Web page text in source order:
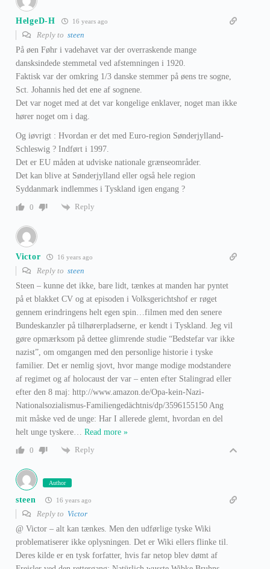
HelgeD-H 16 years ago
Reply to steen
På øen Føhr i vadehavet var der overraskende mange
dansksindede stemmetal ved afstemningen i 1920.
Faktisk var der omkring 1/3 danske stemmer på øens tre sogne,
Sct. Johannis hed det ene af sognene.
Det var noget med at det var kongelige enklaver, noget man ikke
hører noget om i dag.
Og iøvrigt : Hvordan er det med Euro-region Sønderjylland-
Schleswig ? Indført i 1997.
Det er EU måden at udviske nationale grænseområder.
Det kan blive at Sønderjylland eller også hele region
Syddanmark indlemmes i Tyskland igen engang ?
0
Reply
Victor 16 years ago
Reply to steen
Steen – kunne det ikke, bare lidt, tænkes at manden har pyntet
på et blakket CV og at episoden i Volksgerichtshof er røget
gennem erindringens helt egen spin…filmen med den senere
Bundeskanzler på tilhørerpladserne, er kendt i Tyskland. Jeg vil
gøre opmærksom på dettee glimrende studie “Bedstefar var ikke
nazist”, om omgangen med den personlige historie i tyske
familier. Det er nemlig sjovt, hvor mange modige modstandere
af regimet og af holocaust der var – enten efter Stalingrad eller
efter den 8 maj: http://www.amazon.de/Opa-kein-Nazi-
Nationalsozialismus-Familiengedächtnis/dp/3596155150 Ang
mit måske ved de unge: Har I allerede glemt, hvordan en del
helt unge tyskere… Read more »
0
Reply
Author
steen 16 years ago
Reply to Victor
@ Victor – alt kan tænkes. Men den udførlige tyske Wiki
problematiserer ikke oplysningen. Det er Wiki ellers flinke til.
Deres kilde er en tysk forfatter, hvis far netop blev dømt af